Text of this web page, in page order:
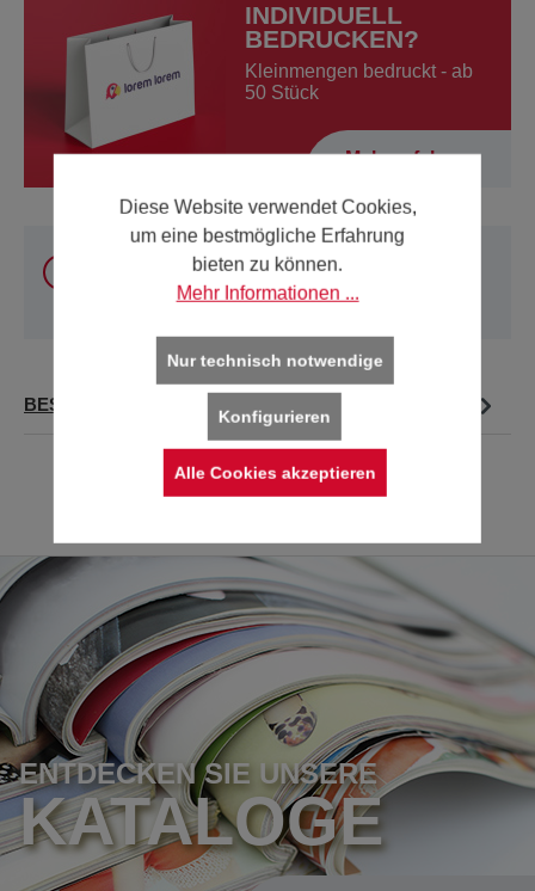
INDIVIDUELL
BEDRUCKEN?
Kleinmengen bedruckt - ab
50 Stück
Mehr erfahren
Sie können unsere Produkteinnerhalb Österreich
und Deutschland
online kaufen. Für alle anderen
Länder verwenden Sie bitte unsere
BESCHREIBUNG
ENTDECKEN SIE UNSERE
KATALOGE
Diese Website verwendet Cookies,
um eine bestmögliche Erfahrung
bieten zu können.
Mehr Informationen ...
Nur technisch notwendige
Konfigurieren
Alle Cookies akzeptieren